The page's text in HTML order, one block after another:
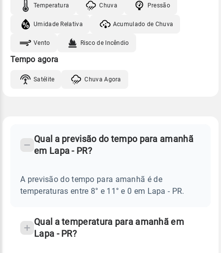
Temperatura Chuva Pressão
Umidade Relativa Acumulado de Chuva
Vento Risco de Incêndio
Tempo agora
Satélite Chuva Agora
Perguntas
sobre
chuva
temperatura
Qual a previsão do tempo para amanhã
em Lapa - PR?
A previsão do tempo para amanhã é de
temperaturas entre 8° e 11° e 0 em Lapa - PR.
Qual a temperatura para amanhã em
Lapa - PR?